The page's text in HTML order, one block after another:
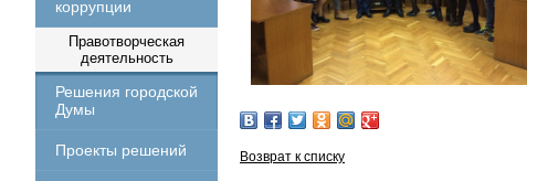
коррупции
Правотворческая
деятельность
Решения городской
Думы
Проекты решений Возврат к списку